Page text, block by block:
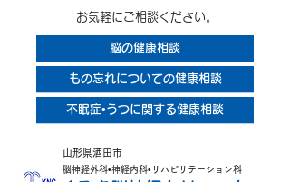
お気軽にご相談ください。
脳の健康相談
もの忘れについての健康相談
不眠症•うつに関する健康相談
山形県酒田市
脳神経外科•神経内科•リハビリテーション科